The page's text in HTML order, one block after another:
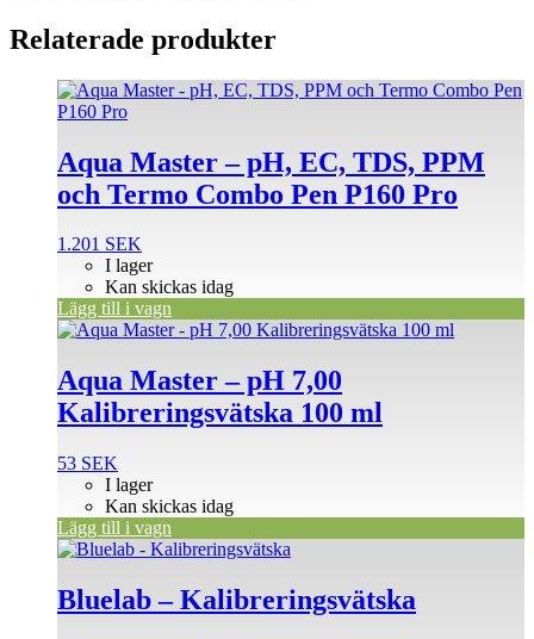
Relaterade produkter
Aqua Master – pH, EC, TDS, PPM
och Termo Combo Pen P160 Pro
1.201 SEK
I lager
Kan skickas idag
Lägg till i vagn
Aqua Master – pH 7,00
Kalibreringsvätska 100 ml
53 SEK
I lager
Kan skickas idag
Lägg till i vagn
Bluelab – Kalibreringsvätska
Den
produkten
har